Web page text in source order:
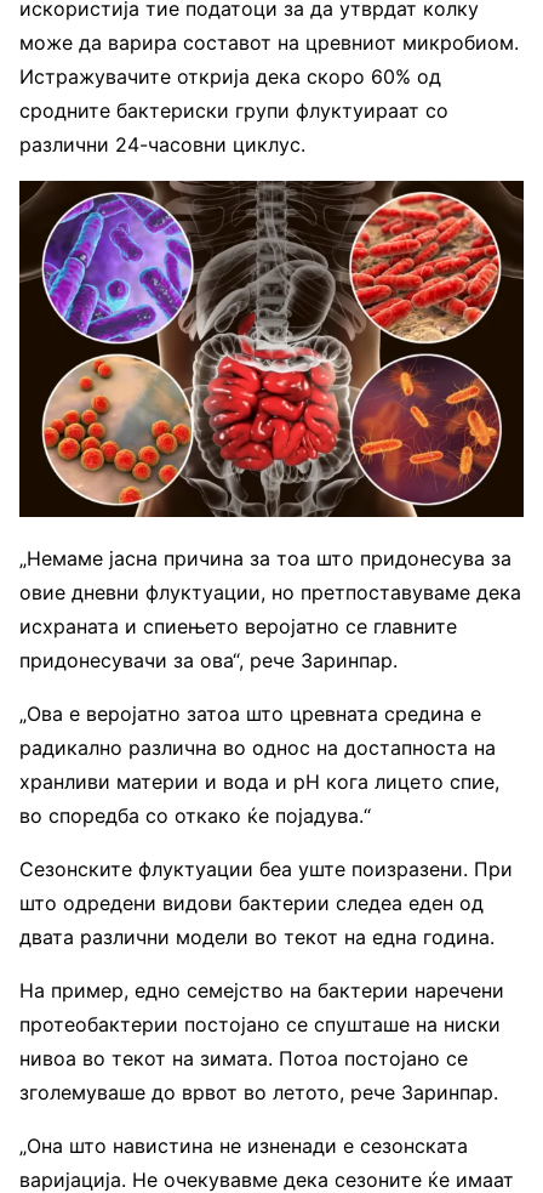
искористија тие податоци за да утврдат колку
може да варира составот на цревниот микробиом.
Истражувачите открија дека скоро 60% од
сродните бактериски групи флуктуираат со
различни 24-часовни циклус.
„Немаме јасна причина за тоа што придонесува за
овие дневни флуктуации, но претпоставуваме дека
исхраната и спиењето веројатно се главните
придонесувачи за ова“, рече Заринпар.
„Ова е веројатно затоа што цревната средина е
радикално различна во однос на достапноста на
хранливи материи и вода и pH кога лицето спие,
во споредба со откако ќе појадува.“
Сезонските флуктуации беа уште поизразени. При
што одредени видови бактерии следеа еден од
двата различни модели во текот на една година.
На пример, едно семејство на бактерии наречени
протеобактерии постојано се спушташе на ниски
нивоа во текот на зимата. Потоа постојано се
зголемуваше до врвот во летото, рече Заринпар.
„Она што навистина не изненади е сезонската
варијација. Не очекувавме дека сезоните ќе имаат